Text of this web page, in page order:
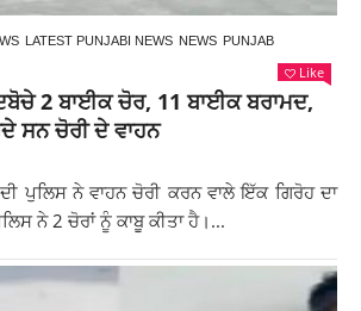
LATEST PUNJABI NEWS NEWS PUNJAB
Like
2 ਬਾਈਕ ਚੋਰ, 11 ਬਾਈਕ ਬਰਾਮਦ,
ਸਨ ਚੋਰੀ ਦੇ ਵਾਹਨ
ਪੁਲਿਸ ਨੇ ਵਾਹਨ ਚੋਰੀ ਕਰਨ ਵਾਲੇ ਇੱਕ ਗਿਰੋਹ ਦਾ
ਨੇ 2 ਚੋਰਾਂ ਨੂੰ ਕਾਬੂ ਕੀਤਾ ਹੈ।...